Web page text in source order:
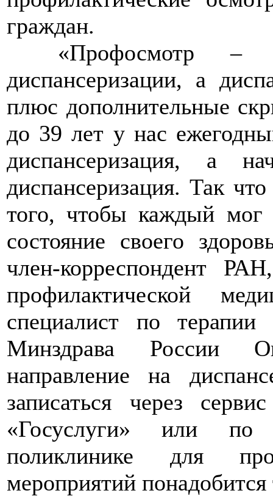
граждан.
«Профосмотр –
диспансеризации, а
плюс дополнительные
до 39 лет у нас
диспансеризация, а
диспансеризация. Так
того, чтобы каждый мог
состояние своего
член-корреспондент
профилактической
специалист по
Минздрава России
направление на
записаться через
«Госуслуги» или по
поликлинике для
мероприятий